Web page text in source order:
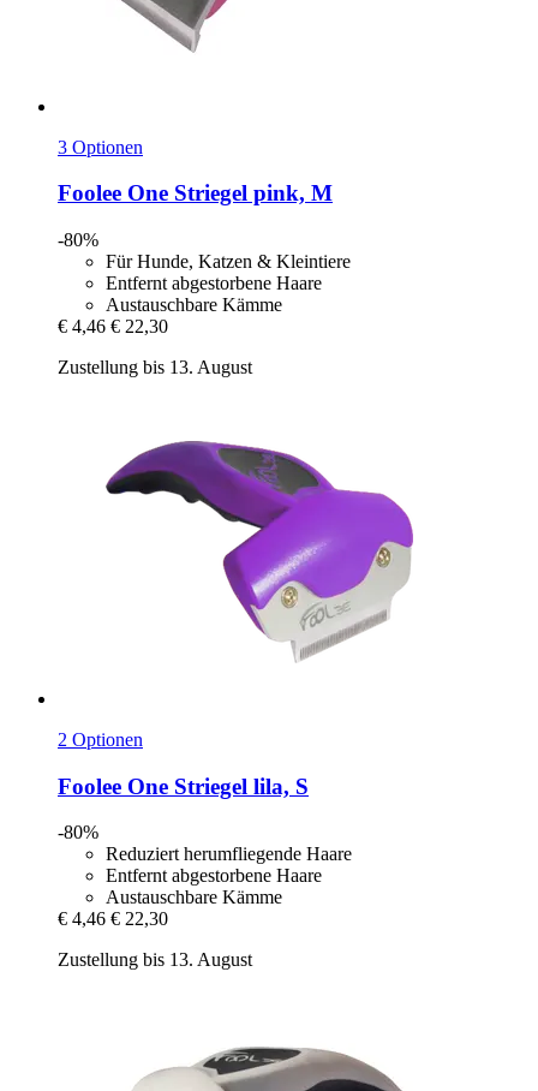
3 Optionen
Foolee One Striegel pink, M
-80%
Für Hunde, Katzen & Kleintiere
Entfernt abgestorbene Haare
Austauschbare Kämme
€ 4,46 € 22,30
Zustellung bis 13. August
2 Optionen
Foolee One Striegel lila, S
-80%
Reduziert herumfliegende Haare
Entfernt abgestorbene Haare
Austauschbare Kämme
€ 4,46 € 22,30
Zustellung bis 13. August